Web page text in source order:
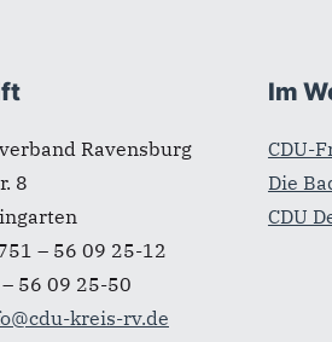
Ravensburg
8
– 56 09 25-12
56 09 25-50
kreis-rv.de
Im
CDU-
Die
CDU